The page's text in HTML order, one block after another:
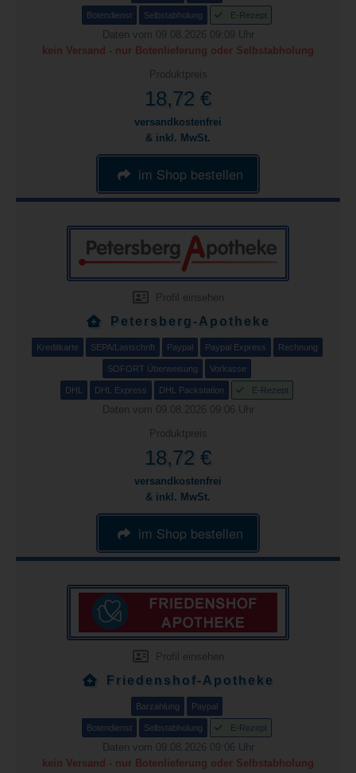
Botendienst Selbstabholung E-Rezept
Daten vom 09.08.2026 09:09 Uhr
kein Versand - nur Botenlieferung oder Selbstabholung
Produktpreis
18,72 €
versandkostenfrei
& inkl. MwSt.
im Shop bestellen
Profil einsehen
Petersberg-Apotheke
Kreditkarte SEPA/Lastschrift Paypal Paypal Express Rechnung
SOFORT Überweisung Vorkasse
DHL DHL Express DHL Packstation E-Rezept
Daten vom 09.08.2026 09:06 Uhr
Produktpreis
18,72 €
versandkostenfrei
& inkl. MwSt.
im Shop bestellen
Profil einsehen
Friedenshof-Apotheke
Barzahlung Paypal
Botendienst Selbstabholung E-Rezept
Daten vom 09.08.2026 09:06 Uhr
kein Versand - nur Botenlieferung oder Selbstabholung